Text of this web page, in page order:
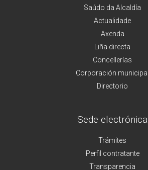
Saúdo da Alcaldía
Actualidade
Axenda
Liña directa
Concellerías
Corporación municipal
Directorio
Sede electrónica
Trámites
Perfil contratante
Transparencia